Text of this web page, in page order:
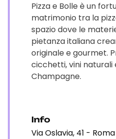
Pizza e Bolle è un
matrimonio tra la
spazio dove le
pietanza italiana
originale e gourmet.
cicchetti, vini naturali
Champagne.
Info
Via Oslavia, 41 -